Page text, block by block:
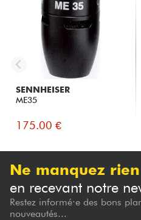
SENNHEISER
ME35
175.00 €
Ne manquez rien
en recevant notre
Restez informé·e des bons
nouveautés...